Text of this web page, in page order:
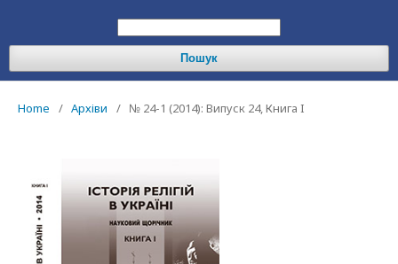
Пошук
Home / Архіви / № 24-1 (2014): Випуск 24, Книга I